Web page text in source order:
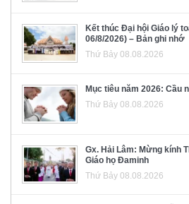
Kết thúc Đại hội Giáo lý
06/8/2026) – Bản ghi nhớ
Thứ Bảy 08.08.2026
Mục tiêu năm 2026: Cầu
Thứ Bảy 08.08.2026
Gx. Hải Lâm: Mừng kính
Giáo họ Đaminh
Thứ Bảy 08.08.2026